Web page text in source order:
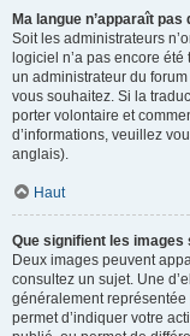
Ma langue n’apparaît pas
Soit les administrateurs
logiciel n’a pas encore
un administrateur du
vous souhaitez. Si la
porter volontaire et
d’informations, veuillez
anglais).
Haut
Que signifient les images
Deux images peuvent
consultez un sujet. Une
généralement
permet d’indiquer votre